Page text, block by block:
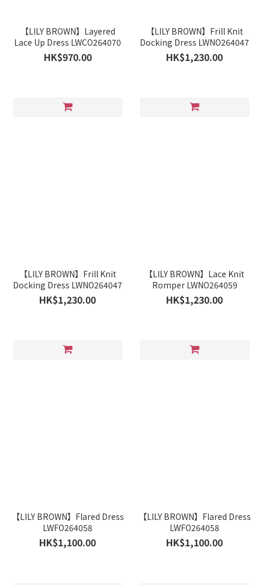
【LILY BROWN】Layered
Lace Up Dress LWCO264070
HK$970.00
【LILY BROWN】Frill Knit
Docking Dress LWNO264047
HK$1,230.00
【LILY BROWN】Frill Knit
Docking Dress LWNO264047
HK$1,230.00
【LILY BROWN】Lace Knit
Romper LWNO264059
HK$1,230.00
【LILY BROWN】Flared Dress
LWFO264058
HK$1,100.00
【LILY BROWN】Flared Dress
LWFO264058
HK$1,100.00